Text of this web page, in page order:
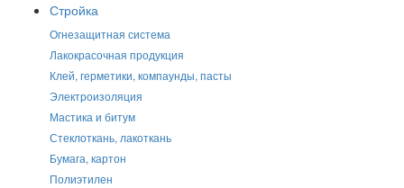
Стройка
Огнезащитная система
Лакокрасочная продукция
Клей, герметики, компаунды, пасты
Электроизоляция
Мастика и битум
Стеклоткань, лакоткань
Бумага, картон
Полиэтилен